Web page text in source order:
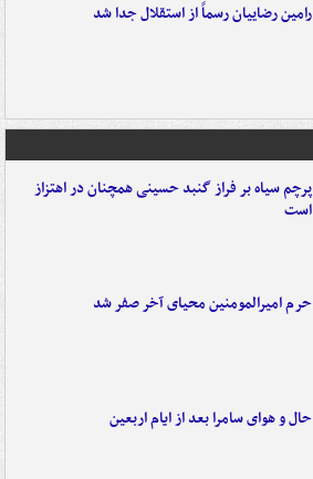
رامین رضاییان رسماً از استقلال جدا شد
پرچم سیاه بر فراز گنبد حسینی همچنان در اهتزاز
است
حرم امیرالمومنین محیای آخر صفر شد
حال و هوای سامرا بعد از ایام اربعین